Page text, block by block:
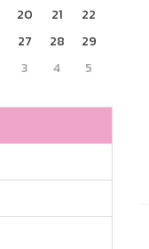
20 21
22
27 28
29
3 4 5